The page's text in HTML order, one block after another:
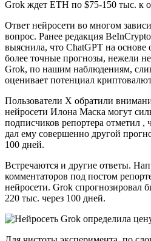
Grok ждет ETH по $75-150 тыс. к
Ответ нейросети во многом
вопрос. Ранее редакция
выяснила, что ChatGPT на
более точные прогнозы, нежели
Grok, по нашим наблюдениям,
оценивает потенциал
Пользователи X обратили
нейросети Илона Маска могут
подписчиков репортера отметил ,
дал ему совершенно другой
100 дней.
Встречаются и другие ответы.
комментаторов под постом
нейросети. Grok спрогнозировал
220 тыс. через 100 дней.